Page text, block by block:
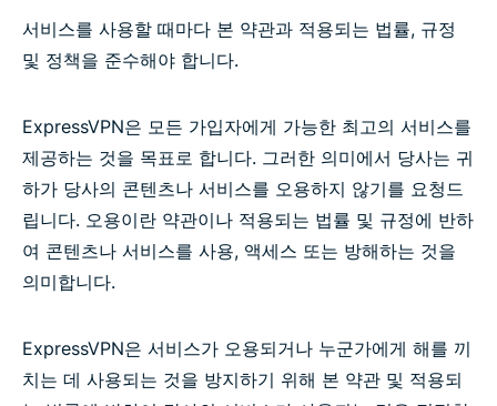
서비스를 사용할 때마다 본 약관과 적용되는 법률, 규정
및 정책을 준수해야 합니다.
ExpressVPN은 모든 가입자에게 가능한 최고의 서비스를
제공하는 것을 목표로 합니다. 그러한 의미에서 당사는 귀
하가 당사의 콘텐츠나 서비스를 오용하지 않기를 요청드
립니다. 오용이란 약관이나 적용되는 법률 및 규정에 반하
여 콘텐츠나 서비스를 사용, 액세스 또는 방해하는 것을
의미합니다.
ExpressVPN은 서비스가 오용되거나 누군가에게 해를 끼
치는 데 사용되는 것을 방지하기 위해 본 약관 및 적용되